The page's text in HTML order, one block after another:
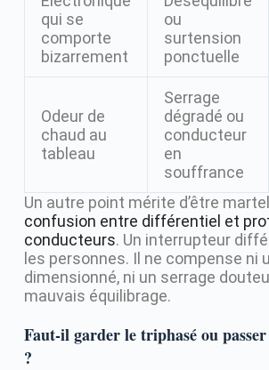
qui se
comporte
bizarrement
ou
surtension
ponctuelle
Odeur de
chaud au
tableau
Serrage
dégradé ou
conducteur
en
souffrance
Un autre point mérite d’être
confusion entre différentiel et
conducteurs. Un interrupteur
les personnes. Il ne compense ni
dimensionné, ni un serrage
mauvais équilibrage.
Faut-il garder le triphasé ou passer
?